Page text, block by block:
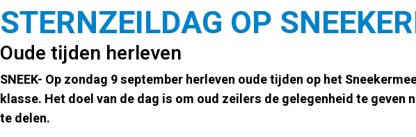
STERNZEILDAG OP
Oude tijden herleven
SNEEK- Op zondag 9 september herleven oude tijden op het
klasse. Het doel van de dag is om oud zeilers de gelegenheid te
te delen.